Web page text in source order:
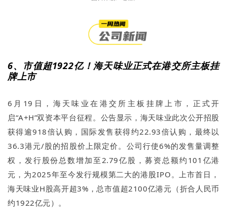
6、市值超1922亿！海天味业正式在港交所主板挂
牌上市
6月19日，海天味业在港交所主板挂牌上市，正式开
启“A+H”双资本平台征程。公告显示，海天味业此次公开招股
获得逾918倍认购，国际发售获得约22.93倍认购，最终以
36.3港元/股的招股价上限定价。公司行使6%的发售量调整
权，发行股份总数增加至2.79亿股，募资总额约101亿港
元，为2025年至今发行规模第二大的港股IPO。上市首日，
海天味业H股高开超3%，总市值超2100亿港元（折合人民币
约1922亿元）。